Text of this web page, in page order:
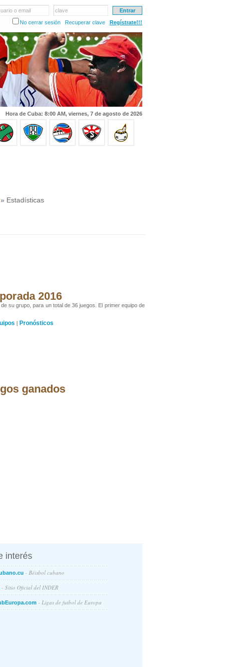
o email
clave
No cerrar sesión
Recuperar clave Regístrate!!!
Hora de Cuba: 8:00 AM, viernes, 7 de agosto de 2026
» Estadísticas
2016
su grupo, para un total de 36 juegos. El primer equipo de
| Pronósticos
ganados
interés
- Béisbol cubano
- Sitio Oficial del INDER
- Ligas de futbol de Europa